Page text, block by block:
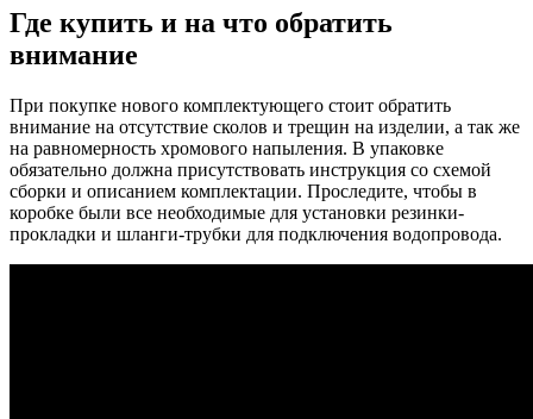
Где купить и на что обратить
внимание
При покупке нового комплектующего стоит обратить
внимание на отсутствие сколов и трещин на изделии, а так же
на равномерность хромового напыления. В упаковке
обязательно должна присутствовать инструкция со схемой
сборки и описанием комплектации. Проследите, чтобы в
коробке были все необходимые для установки резинки-
прокладки и шланги-трубки для подключения водопровода.